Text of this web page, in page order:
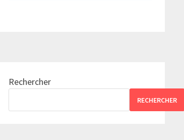
Rechercher
RECHERCHER